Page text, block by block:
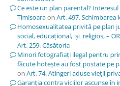
Ce este un plan parental?
Timisoaraon Art. 497.
Homosexualitatea privită pe plan
social, educațional, și religios, –
Art. 259. Căsătoria
Minori fotografiați ilegal pentru
făcute hoțește au fost postate pe
on Art. 74. Atingeri aduse vieţii
Garanția contra viciilor ascunse în